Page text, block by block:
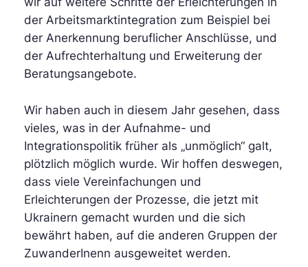
der Arbeitsmarktintegration zum Beispiel bei
der Anerkennung beruflicher Anschlüsse, und
der Aufrechterhaltung und Erweiterung der
Beratungsangebote.
Wir haben auch in diesem Jahr gesehen, dass
vieles, was in der Aufnahme- und
Integrationspolitik früher als „unmöglich“ galt,
plötzlich möglich wurde. Wir hoffen deswegen,
dass viele Vereinfachungen und
Erleichterungen der Prozesse, die jetzt mit
Ukrainern gemacht wurden und die sich
bewährt haben, auf die anderen Gruppen der
ZuwanderInenn ausgeweitet werden.